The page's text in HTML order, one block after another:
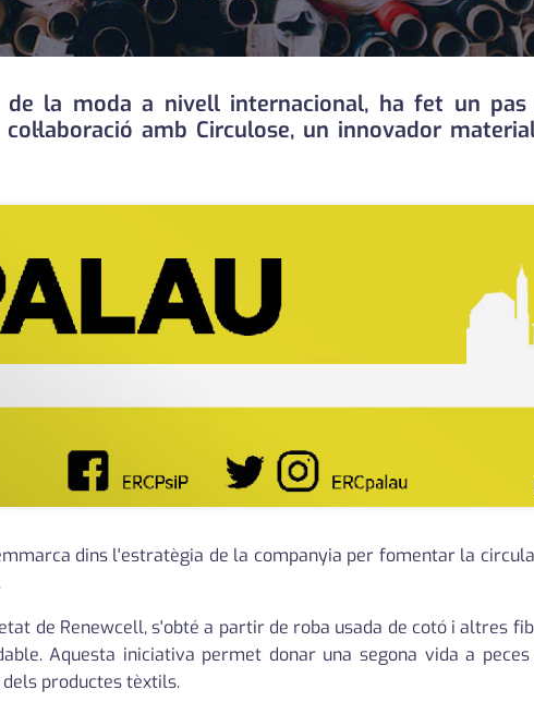
la moda a nivell internacional, ha fet un
amb Circulose, un innovador
dins l'estratègia de la companyia per fomentar la
de Renewcell, s'obté a partir de roba usada de cotó i altres
Aquesta iniciativa permet donar una segona vida a
productes tèxtils.